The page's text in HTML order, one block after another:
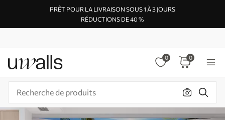
PRÊT POUR LA LIVRAISON SOUS 1 À 3 JOURS
RÉDUCTIONS DE 40 %
0 0